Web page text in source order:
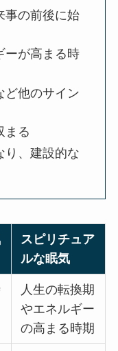
事の前後に始
ーが高まる時
ど他のサイン
まる
り、建設的な
スピリチュア
ルな眠気
人生の転換期
やエネルギー
の高まる時期